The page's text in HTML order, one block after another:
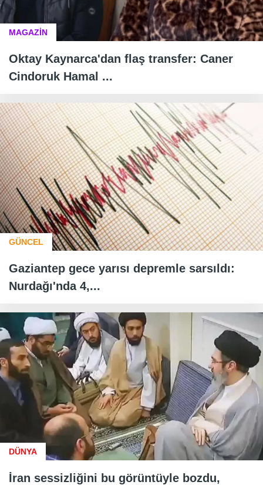
MAGAZİN
Oktay Kaynarca'dan flaş transfer: Caner
Cindoruk Hamal ...
GÜNCEL
Gaziantep gece yarısı depremle sarsıldı:
Nurdağı'nda 4,...
DÜNYA
İran sessizliğini bu görüntüyle bozdu,